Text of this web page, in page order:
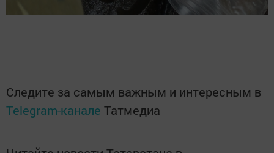
Следите за самым важным и интересным в
Telegram-канале Татмедиа